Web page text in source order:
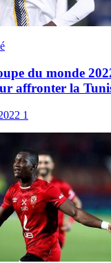
du monde
affronter la
1